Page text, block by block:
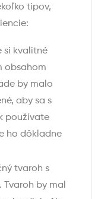
tipov,
si kvalitné
obsahom
by malo
aby sa s
používate
ho dôkladne
tvaroh s
by mal